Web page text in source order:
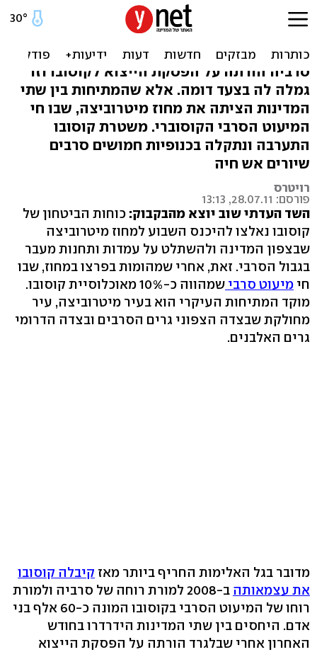
מתיחות קשה בין אלבנים
לסרבים בצפון קוסובו
סרביה הורתה על הפסקת הייצוא לקוסובו וזו
גמלה לה בצעד דומה. אלא שהמתיחות בין שתי
המדינות הציתה את מחוז מיטרוביצה, שבו חי
המיעוט הסרבי הקוסוברי. משטרת קוסובו
התערבה ונתקלה בכנופיות חמושים סרבים
שיורים אש חיה
רויטרס
פורסם: 28.07.11, 13:13
השד העדתי שוב יוצא מהבקבוק: כוחות הביטחון של
קוסובו נאלצו להיכנס השבוע למחוז מיטרוביצה
שבצפון המדינה ולהשתלט על עמדות ותחנות מעבר
בגבול הסרבי. זאת, אחרי שמהומות בפרצו במחוז, שבו
חי מיעוט סרבי
שמהווה כ-10% מאוכלוסיית קוסובו.
מוקד המתיחות העיקרי הוא בעיר מיטרוביצה, עיר
מחולקת שבצדה הצפוני גרים הסרבים ובצדה הדרומי
גרים האלבנים.
מדובר בגל האלימות החריף ביותר מאז קיבלה קוסובו
את עצמאותה
ב-2008 למורת רוחה של סרביה ולמורת
רוחו של המיעוט הסרבי בקוסובו המונה כ-60 אלף בני
אדם. היחסים בין שתי המדינות הידרדרו בחודש
האחרון אחרי שבלגרד הורתה על הפסקת הייצוא